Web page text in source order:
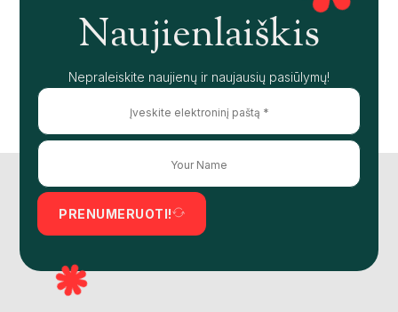
Naujienlaiškis
Nepraleiskite naujienų ir naujausių pasiūlymų!
PRENUMERUOTI!